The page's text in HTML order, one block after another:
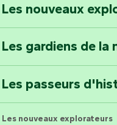
Faymoreau :
épopée minière
Terre d’étoiles :
Les nouveaux
Les gardiens de la
Les passeurs
Les nouveaux explorateurs